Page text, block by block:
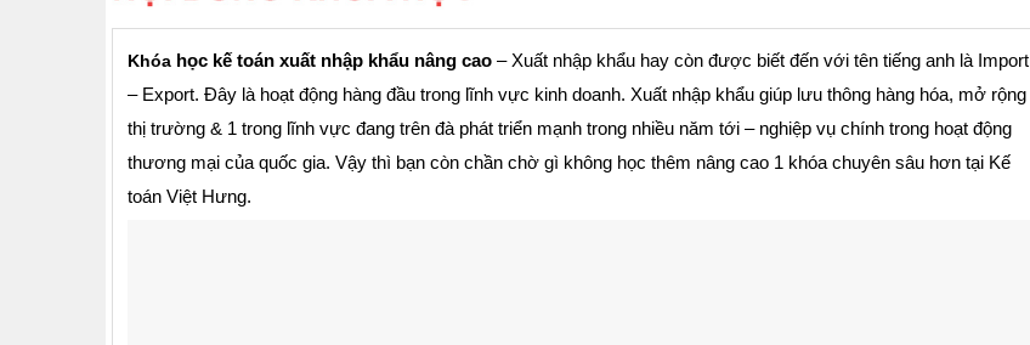
Khóa học kế toán xuất nhập khẩu nâng cao – Xuất nhập khẩu hay còn được biết đến với tên tiếng anh là Import
– Export. Đây là hoạt động hàng đầu trong lĩnh vực kinh doanh. Xuất nhập khẩu giúp lưu thông hàng hóa, mở rộng
thị trường & 1 trong lĩnh vực đang trên đà phát triển mạnh trong nhiều năm tới – nghiệp vụ chính trong hoạt động
thương mại của quốc gia. Vậy thì bạn còn chần chờ gì không học thêm nâng cao 1 khóa chuyên sâu hơn tại Kế
toán Việt Hưng.